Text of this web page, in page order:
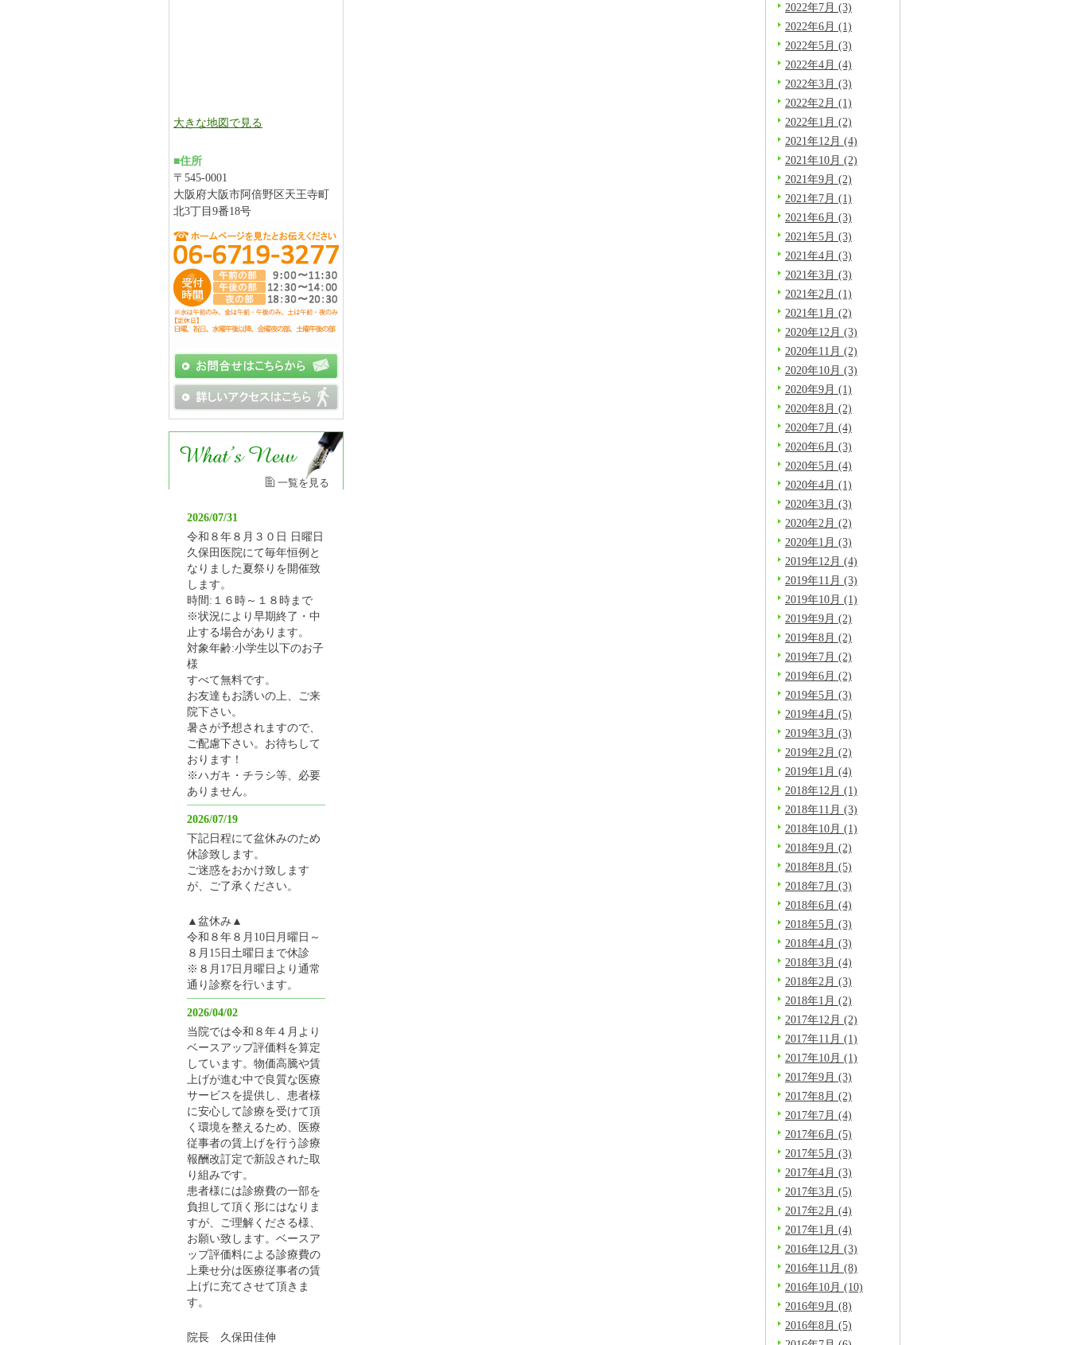
2022年7月 (3)
2022年6月 (1)
2022年5月 (3)
2022年4月 (4)
2022年3月 (3)
2022年2月 (1)
2022年1月 (2)
2021年12月 (4)
2021年10月 (2)
2021年9月 (2)
2021年7月 (1)
2021年6月 (3)
2021年5月 (3)
2021年4月 (3)
2021年3月 (3)
2021年2月 (1)
2021年1月 (2)
2020年12月 (3)
2020年11月 (2)
2020年10月 (3)
2020年9月 (1)
2020年8月 (2)
2020年7月 (4)
2020年6月 (3)
2020年5月 (4)
2020年4月 (1)
2020年3月 (3)
2020年2月 (2)
2020年1月 (3)
2019年12月 (4)
2019年11月 (3)
2019年10月 (1)
2019年9月 (2)
2019年8月 (2)
2019年7月 (2)
2019年6月 (2)
2019年5月 (3)
2019年4月 (5)
2019年3月 (3)
2019年2月 (2)
2019年1月 (4)
2018年12月 (1)
2018年11月 (3)
2018年10月 (1)
2018年9月 (2)
2018年8月 (5)
2018年7月 (3)
2018年6月 (4)
2018年5月 (3)
2018年4月 (3)
2018年3月 (4)
2018年2月 (3)
2018年1月 (2)
2017年12月 (2)
2017年11月 (1)
2017年10月 (1)
2017年9月 (3)
2017年8月 (2)
2017年7月 (4)
2017年6月 (5)
2017年5月 (3)
2017年4月 (3)
2017年3月 (5)
2017年2月 (4)
2017年1月 (4)
2016年12月 (3)
2016年11月 (8)
2016年10月 (10)
2016年9月 (8)
2016年8月 (5)
大きな地図で見る
■住所
〒545-0001
大阪府大阪市阿倍野区天王寺町
北3丁目9番18号
一覧を見る
2026/07/31
令和８年８月３０日 日曜日
久保田医院にて毎年恒例と
なりました夏祭りを開催致
します。
時間:１６時～１８時まで
※状況により早期終了・中
止する場合があります。
対象年齢:小学生以下のお子
様
すべて無料です。
お友達もお誘いの上、ご来
院下さい。
暑さが予想されますので、
ご配慮下さい。お待ちして
おります！
※ハガキ・チラシ等、必要
ありません。
2026/07/19
下記日程にて盆休みのため
休診致します。
ご迷惑をおかけ致します
が、ご了承ください。
▲盆休み▲
令和８年８月10日月曜日～
８月15日土曜日まで休診
※８月17日月曜日より通常
通り診察を行います。
2026/04/02
当院では令和８年４月より
ベースアップ評価料を算定
しています。物価高騰や賃
上げが進む中で良質な医療
サービスを提供し、患者様
に安心して診療を受けて頂
く環境を整えるため、医療
従事者の賃上げを行う診療
報酬改訂定で新設された取
り組みです。
患者様には診療費の一部を
負担して頂く形にはなりま
すが、ご理解くださる様、
お願い致します。ベースア
ップ評価料による診療費の
上乗せ分は医療従事者の賃
上げに充てさせて頂きま
す。
院長 久保田佳伸